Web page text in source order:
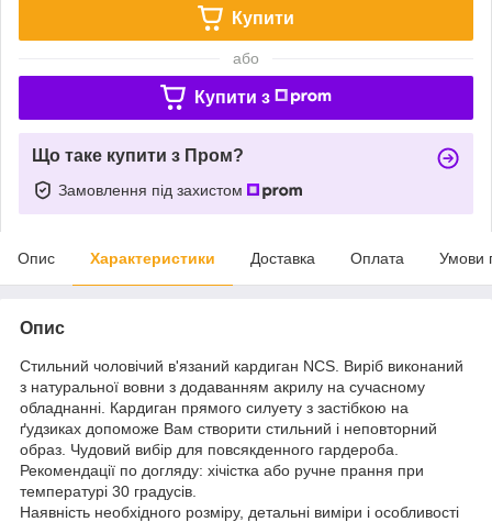
Купити
або
Купити з
Що таке купити з Пром?
Замовлення під захистом
Опис Характеристики Доставка Оплата Умови
Опис
Стильний чоловічий в'язаний кардиган NCS. Виріб виконаний
з натуральної вовни з додаванням акрилу на сучасному
обладнанні. Кардиган прямого силуету з застібкою на
ґудзиках допоможе Вам створити стильний і неповторний
образ. Чудовий вибір для повсякденного гардероба.
Рекомендації по догляду: хічістка або ручне прання при
температурі 30 градусів.
Наявність необхідного розміру, детальні виміри і особливості